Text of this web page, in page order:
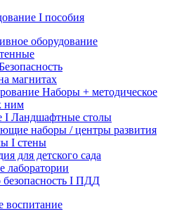
I пособия
оборудование
магнитах
Наборы + методическое
ним
I Ландшафтные столы
наборы / центры развития
I стены
для детского сада
лаборатории
I ПДД
воспитание